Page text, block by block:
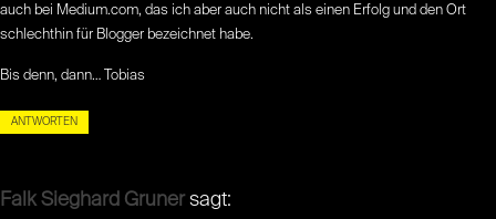
auch bei Medium.com, das ich aber auch nicht als einen Erfolg und den Ort
schlechthin für Blogger bezeichnet habe.
Bis denn, dann… Tobias
ANTWORTEN
Falk Sieghard Gruner sagt: